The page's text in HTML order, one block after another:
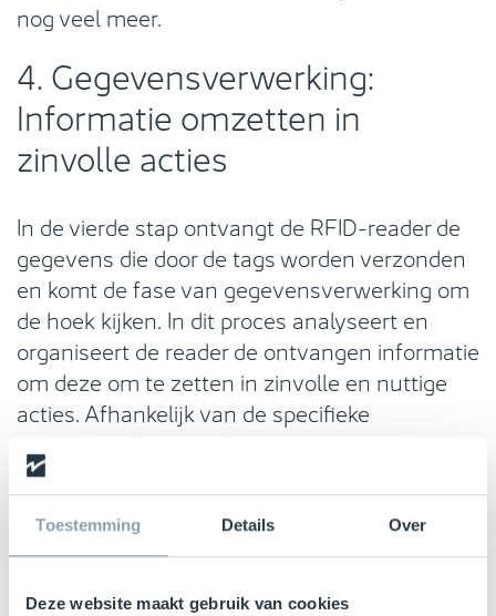
Toestemming Details Over
Deze website maakt gebruik van cookies
nog veel meer.
4. Gegevensverwerking:
Informatie omzetten in
zinvolle acties
In de vierde stap ontvangt de RFID-reader de
gegevens die door de tags worden verzonden
en komt de fase van gegevensverwerking om
de hoek kijken. In dit proces analyseert en
organiseert de reader de ontvangen informatie
om deze om te zetten in zinvolle en nuttige
acties. Afhankelijk van de specifieke
toepassing kunnen deze gegevens voor
verschillende doeleinden worden gebruikt,
zoals het snel en effectief bijwerken van de
inventaris, het beheren van de toegang in
beveiligingssystemen of het verbeteren van
de omnichannel ervaring.